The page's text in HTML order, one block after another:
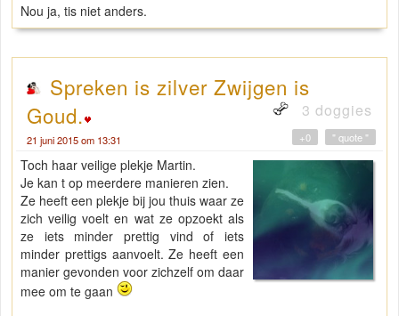
Nou ja, tis niet anders.
Spreken is zilver Zwijgen is
Goud.
3 doggies
21 juni 2015 om 13:31 " quote "
+0
Toch haar veilige plekje Martin.
Je kan t op meerdere manieren zien.
Ze heeft een plekje bij jou thuis waar ze
zich veilig voelt en wat ze opzoekt als
ze iets minder prettig vind of iets
minder prettigs aanvoelt. Ze heeft een
manier gevonden voor zichzelf om daar
mee om te gaan